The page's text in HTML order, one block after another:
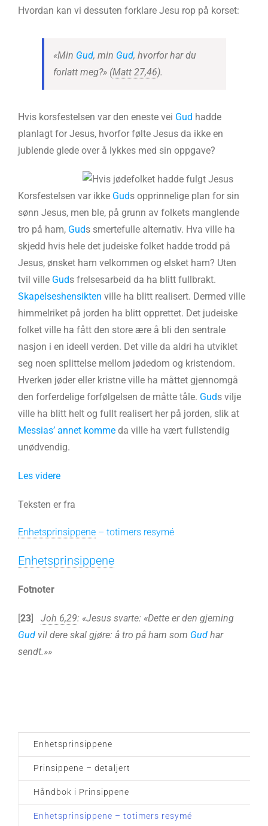
Hvordan kan vi dessuten forklare Jesu rop på korset:
«Min Gud, min Gud, hvorfor har du
forlatt meg?» (Matt 27,46).
Hvis korsfestelsen var den eneste vei Gud hadde
planlagt for Jesus, hvorfor følte Jesus da ikke en
jublende glede over å lykkes med sin oppgave?
Korsfestelsen var ikke Guds opprinnelige plan for sin
sønn Jesus, men ble, på grunn av folkets manglende
tro på ham, Guds smertefulle alternativ. Hva ville ha
skjedd hvis hele det judeiske folket hadde trodd på
Jesus, ønsket ham velkommen og elsket ham? Uten
tvil ville Guds frelsesarbeid da ha blitt fullbrakt.
Skapelseshensikten ville ha blitt realisert. Dermed ville
himmelriket på jorden ha blitt opprettet. Det judeiske
folket ville ha fått den store ære å bli den sentrale
nasjon i en ideell verden. Det ville da aldri ha utviklet
seg noen splittelse mellom jødedom og kristendom.
Hverken jøder eller kristne ville ha måttet gjennomgå
den forferdelige forfølgelsen de måtte tåle. Guds vilje
ville ha blitt helt og fullt realisert her på jorden, slik at
Messias’ annet komme da ville ha vært fullstendig
unødvendig.
Les videre
Teksten er fra
Enhetsprinsippene – totimers resymé
Enhetsprinsippene
Fotnoter
[23] Joh 6,29: «Jesus svarte: «Dette er den gjerning
Gud vil dere skal gjøre: å tro på ham som Gud har
sendt.»»
Enhetsprinsippene
Prinsippene – detaljert
Håndbok i Prinsippene
Enhetsprinsippene – totimers resymé